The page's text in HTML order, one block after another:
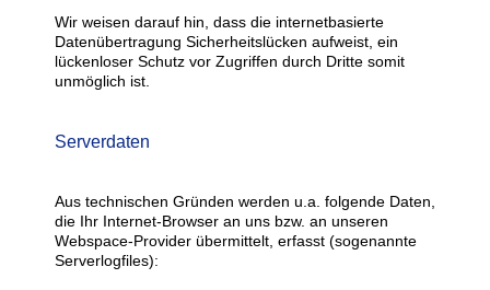
Wir weisen darauf hin, dass die internetbasierte
Datenübertragung Sicherheitslücken aufweist, ein
lückenloser Schutz vor Zugriffen durch Dritte somit
unmöglich ist.
Serverdaten
Aus technischen Gründen werden u.a. folgende Daten,
die Ihr Internet-Browser an uns bzw. an unseren
Webspace-Provider übermittelt, erfasst (sogenannte
Serverlogfiles):